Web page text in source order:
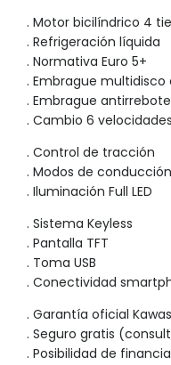
. Motor bicilíndrico 4
. Refrigeración líquida
. Normativa Euro 5+
. Embrague
. Embrague antirrebote
. Cambio 6 velocidades
. Control de tracción
. Modos de conducción
. Iluminación Full LED
. Sistema Keyless
. Pantalla TFT
. Toma USB
. Conectividad
. Garantía oficial
. Seguro gratis
. Posibilidad de